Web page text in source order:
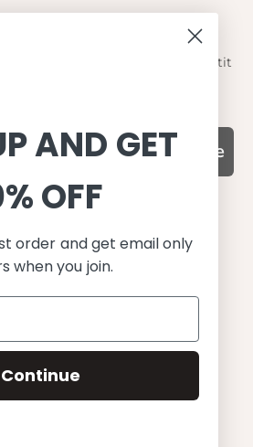
die neuesten Angebote von Petit
Subscribe
und Design
Stoffe
Qualität
Kombinationen
AND GET
OFF
order and get email only
when you join.
Continue